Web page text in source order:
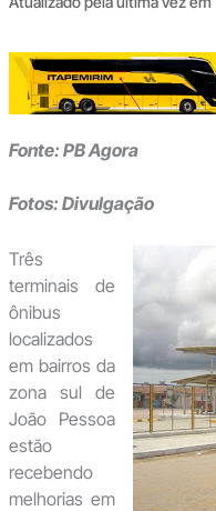
Fonte: PB Agora
Fotos:Divulgação
Três
terminais de
ônibus
localizados
em bairros da
zona sul de
João Pessoa
estão
recebendo
melhorias em